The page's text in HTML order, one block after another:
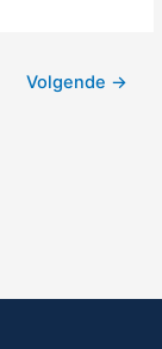
Volgende →